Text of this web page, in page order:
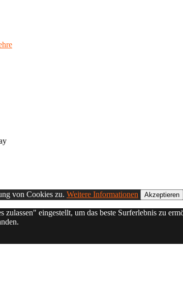
von Cookies zu. Weitere Informationen Akzeptieren
eingestellt, um das beste Surferlebnis zu